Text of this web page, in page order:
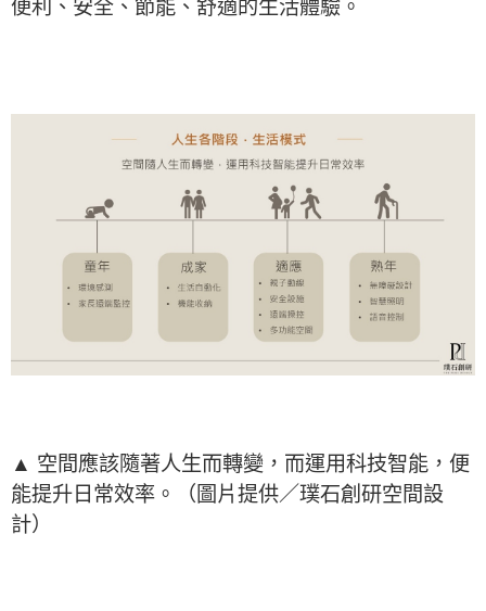
便利、安全、節能、舒適的生活體驗。
▲ 空間應該隨著人生而轉變，而運用科技智能，便
能提升日常效率。（圖片提供／璞石創研空間設
計）